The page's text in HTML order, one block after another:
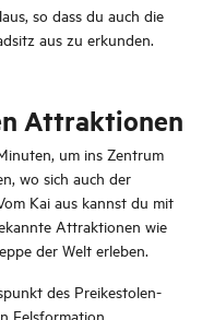
so dass du auch die
aus zu erkunden.
Attraktionen
um ins Zentrum
wo sich auch der
Kai aus kannst du mit
Attraktionen wie
der Welt erleben.
des Preikestolen-
Felsformation